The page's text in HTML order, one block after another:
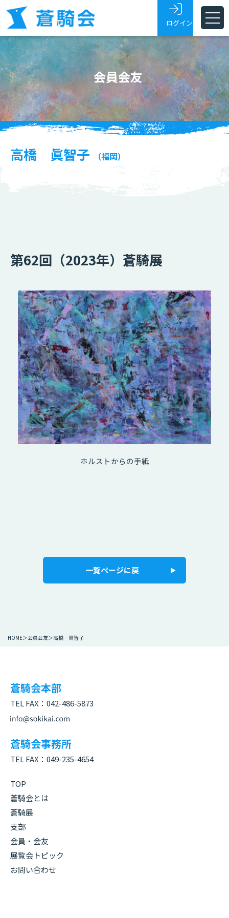
ホーム
蒼騎会とは
蒼騎展
支部
展覧会トピックス
ログイン
会員会友
高橋 眞智子 （福岡）
第62回（2023年）蒼騎展
ホルストからの手紙
一覧ページに戻
HOME 会員会友 高橋 眞智子
蒼騎会本部
TEL FAX： 042-486-5873
蒼騎会事務所
TEL FAX： 049-235-4654
TOP
蒼騎会とは
蒼騎展
支部
会員・会友
展覧会トピック
お問い合わせ